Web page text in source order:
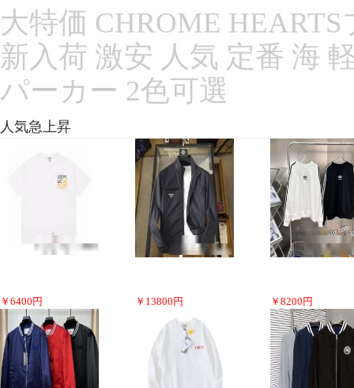
大特価 CHROME
新入荷 激安 人気 定番 海
パーカー 2色可選
人気急上昇
￥ 6400 円 ￥ 13800 円 ￥ 8200 円